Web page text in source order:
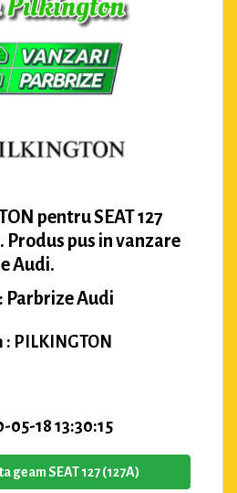
pentru SEAT 127
Produs pus in vanzare
Audi.
Parbrize Audi
PILKINGTON
05-18 13:30:15
geam SEAT 127 (127A)